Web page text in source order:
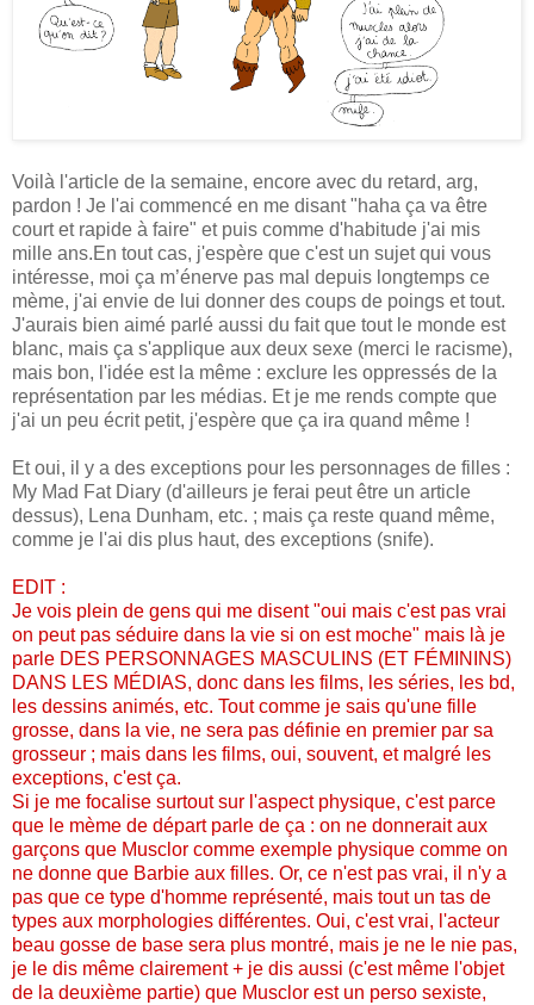
Voilà l'article de la semaine, encore avec du retard, arg,
pardon ! Je l'ai commencé en me disant "haha ça va être
court et rapide à faire" et puis comme d'habitude j'ai mis
mille ans.En tout cas, j'espère que c'est un sujet qui vous
intéresse, moi ça m’énerve pas mal depuis longtemps ce
mème, j'ai envie de lui donner des coups de poings et tout.
J'aurais bien aimé parlé aussi du fait que tout le monde est
blanc, mais ça s'applique aux deux sexe (merci le racisme),
mais bon, l'idée est la même : exclure les oppressés de la
représentation par les médias. Et je me rends compte que
j'ai un peu écrit petit, j'espère que ça ira quand même !
Et oui, il y a des exceptions pour les personnages de filles :
My Mad Fat Diary (d'ailleurs je ferai peut être un article
dessus), Lena Dunham, etc. ; mais ça reste quand même,
comme je l'ai dis plus haut, des exceptions (snife).
EDIT :
Je vois plein de gens qui me disent "oui mais c'est pas vrai
on peut pas séduire dans la vie si on est moche" mais là je
parle DES PERSONNAGES MASCULINS (ET FÉMININS)
DANS LES MÉDIAS, donc dans les films, les séries, les bd,
les dessins animés, etc. Tout comme je sais qu'une fille
grosse, dans la vie, ne sera pas définie en premier par sa
grosseur ; mais dans les films, oui, souvent, et malgré les
exceptions, c'est ça.
Si je me focalise surtout sur l'aspect physique, c'est parce
que le mème de départ parle de ça : on ne donnerait aux
garçons que Musclor comme exemple physique comme on
ne donne que Barbie aux filles. Or, ce n'est pas vrai, il n'y a
pas que ce type d'homme représenté, mais tout un tas de
types aux morphologies différentes. Oui, c'est vrai, l'acteur
beau gosse de base sera plus montré, mais je ne le nie pas,
je le dis même clairement + je dis aussi (c'est même l'objet
de la deuxième partie) que Musclor est un perso sexiste,